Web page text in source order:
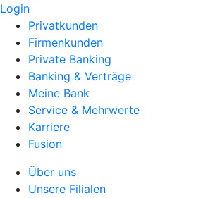
Login
Privatkunden
Firmenkunden
Private Banking
Banking & Verträge
Meine Bank
Service & Mehrwerte
Karriere
Fusion
Über uns
Unsere Filialen